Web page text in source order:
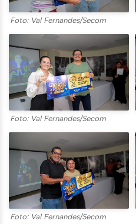
Foto: Val Fernandes/Secom
Foto: Val Fernandes/Secom
Foto: Val Fernandes/Secom